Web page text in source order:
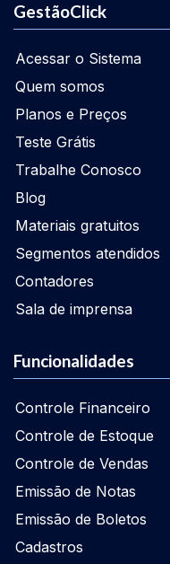
GestãoClick
Acessar o Sistema
Quem somos
Planos e Preços
Teste Grátis
Trabalhe Conosco
Blog
Materiais gratuitos
Segmentos atendidos
Contadores
Sala de imprensa
Funcionalidades
Controle Financeiro
Controle de Estoque
Controle de Vendas
Emissão de Notas
Emissão de Boletos
Cadastros